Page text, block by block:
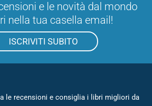
e le novità dal mondo
nella tua casella email!
ISCRIVITI SUBITO
le recensioni e consiglia i libri migliori da